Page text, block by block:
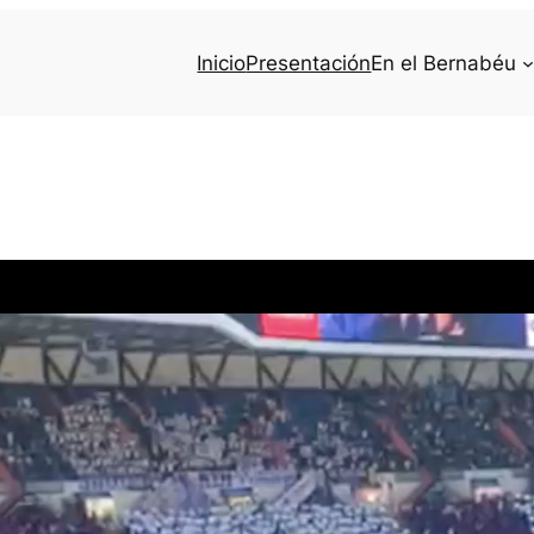
InicioPresentaciónEn el Bernabéu